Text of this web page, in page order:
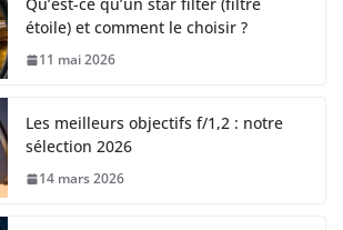
étoile) et comment le choisir ?
11 mai 2026
Les meilleurs objectifs f/1,2 : notre
sélection 2026
14 mars 2026